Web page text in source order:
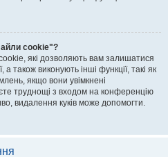
cookie"?
які дозволяють вам залишатися
також виконують інші функції, такі як
якщо вони увімкнені
труднощі з входом на конференцію
видалення куків може допомогти.